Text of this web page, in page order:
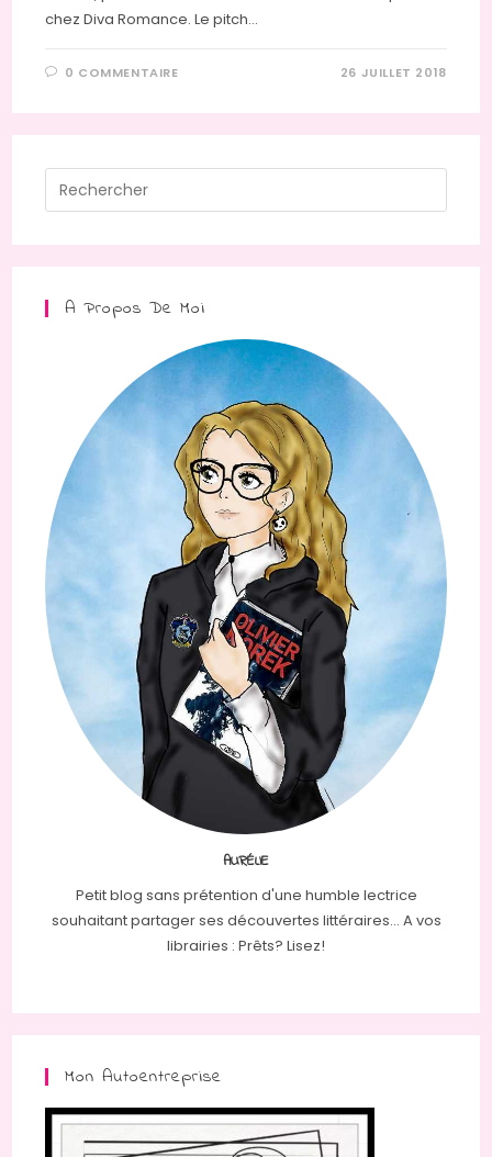
chez Diva Romance. Le pitch…
0 COMMENTAIRE 26 JUILLET 2018
A Propos De Moi
AURÉLIE
Petit blog sans prétention d'une humble lectrice
souhaitant partager ses découvertes littéraires... A vos
librairies : Prêts? Lisez!
Mon Autoentreprise